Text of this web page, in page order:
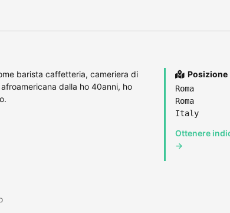
barista caffetteria, cameriera di
dalla ho 40anni, ho
Posizione
Roma
Roma
Italy
Ottenere
→